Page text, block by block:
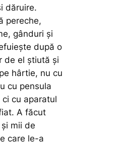
dăruire.
pereche,
gânduri și
după o
de el știută și
hârtie, nu cu
cu pensula
cu aparatul
A făcut
mii de
care le-a